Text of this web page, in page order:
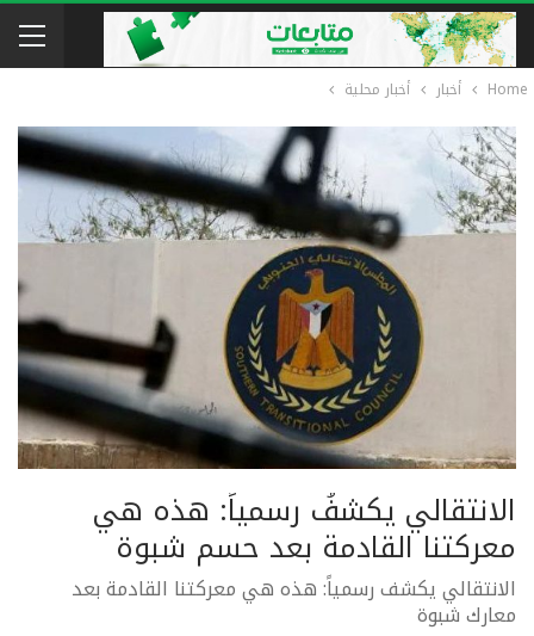
Home أخبار أخبار محلية
الانتقالي يكشفُ رسمياً: هذه هي
معركتنا القادمة بعد حسم شبوة
الانتقالي يكشف رسمياً: هذه هي معركتنا القادمة بعد
معارك شبوة